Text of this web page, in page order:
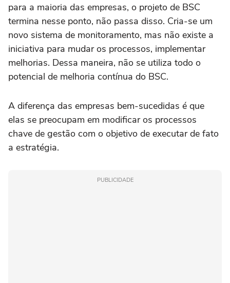
para a maioria das empresas, o projeto de BSC
termina nesse ponto, não passa disso. Cria-se um
novo sistema de monitoramento, mas não existe a
iniciativa para mudar os processos, implementar
melhorias. Dessa maneira, não se utiliza todo o
potencial de melhoria contínua do BSC.
A diferença das empresas bem-sucedidas é que
elas se preocupam em modificar os processos
chave de gestão com o objetivo de executar de fato
a estratégia.
PUBLICIDADE